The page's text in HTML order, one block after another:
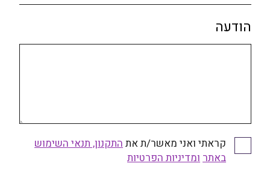
הודעה
קראתי ואני מאשר/ת את התקנון, תנאי השימוש
באתר ומדיניות הפרטיות